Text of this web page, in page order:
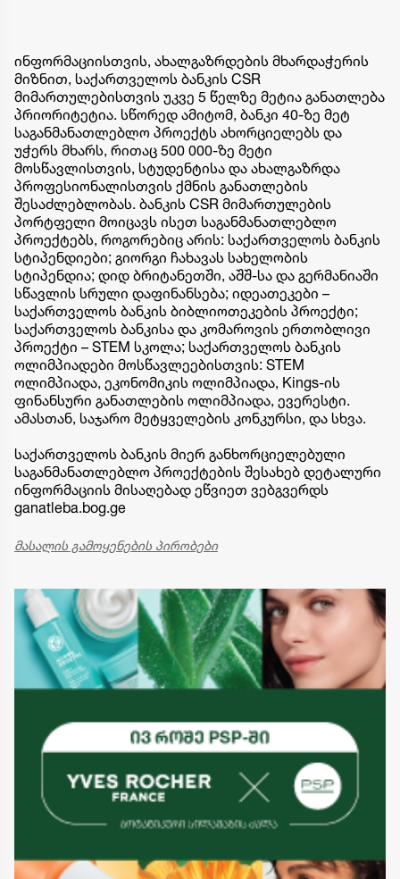
ინფორმაციისთვის, ახალგაზრდების მხარდაჭერის
მიზნით, საქართველოს ბანკის CSR
მიმართულებისთვის უკვე 5 წელზე მეტია განათლება
პრიორიტეტია. სწორედ ამიტომ, ბანკი 40-ზე მეტ
საგანმანათლებლო პროექტს ახორციელებს და
უჭერს მხარს, რითაც 500 000-ზე მეტი
მოსწავლისთვის, სტუდენტისა და ახალგაზრდა
პროფესიონალისთვის ქმნის განათლების
შესაძლებლობას. ბანკის CSR მიმართულების
პორტფელი მოიცავს ისეთ საგანმანათლებლო
პროექტებს, როგორებიც არის: საქართველოს ბანკის
სტიპენდიები; გიორგი ჩახავას სახელობის
სტიპენდია; დიდ ბრიტანეთში, აშშ-სა და გერმანიაში
სწავლის სრული დაფინანსება; იდეათეკები –
საქართველოს ბანკის ბიბლიოთეკების პროექტი;
საქართველოს ბანკისა და კომაროვის ერთობლივი
პროექტი – STEM სკოლა; საქართველოს ბანკის
ოლიმპიადები მოსწავლეებისთვის: STEM
ოლიმპიადა, ეკონომიკის ოლიმპიადა, Kings-ის
ფინანსური განათლების ოლიმპიადა, ევერესტი.
ამასთან, საჯარო მეტყველების კონკურსი, და სხვა.
საქართველოს ბანკის მიერ განხორციელებული
საგანმანათლებლო პროექტების შესახებ დეტალური
ინფორმაციის მისაღებად ეწვიეთ ვებგვერდს
ganatleba.bog.ge
მასალის გამოყენების პირობები